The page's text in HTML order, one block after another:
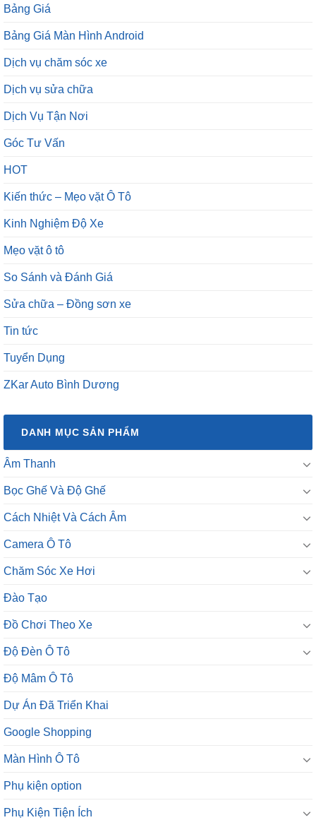
Bảng Giá
Bảng Giá Màn Hình Android
Dịch vụ chăm sóc xe
Dịch vụ sửa chữa
Dịch Vụ Tận Nơi
Góc Tư Vấn
HOT
Kiến thức – Mẹo vặt Ô Tô
Kinh Nghiệm Độ Xe
Mẹo vặt ô tô
So Sánh và Đánh Giá
Sửa chữa – Đồng sơn xe
Tin tức
Tuyển Dụng
ZKar Auto Bình Dương
DANH MỤC SẢN PHẨM
Âm Thanh
Bọc Ghế Và Độ Ghế
Cách Nhiệt Và Cách Âm
Camera Ô Tô
Chăm Sóc Xe Hơi
Đào Tạo
Đồ Chơi Theo Xe
Độ Đèn Ô Tô
Độ Mâm Ô Tô
Dự Án Đã Triển Khai
Google Shopping
Màn Hình Ô Tô
Phụ kiện option
Phụ Kiện Tiện Ích